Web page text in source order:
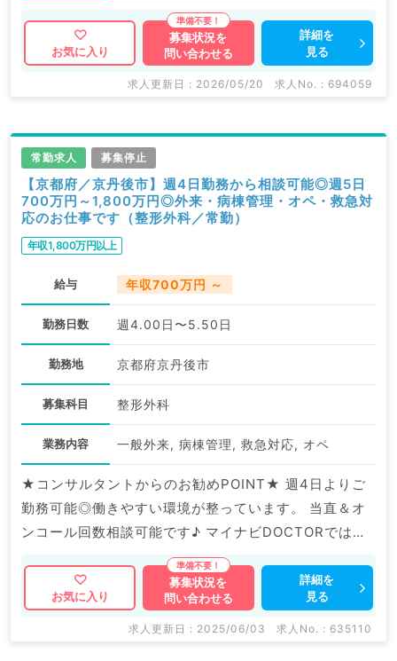
お気に入り
募集状況を
問い合わせる
詳細を
見る
求人更新日 : 2026/05/20 求人No. : 694059
常勤求人 募集停止
【京都府／京丹後市】週4日勤務から相談可能◎週5日
700万円～1,800万円◎外来・病棟管理・オペ・救急対
応のお仕事です（整形外科／常勤）
年収1,800万円以上
給与 年収700万円 ～
勤務日数 週4.00日〜5.50日
勤務地 京都府京丹後市
募集科目 整形外科
業務内容 一般外来, 病棟管理, 救急対応, オペ
★コンサルタントからのお勧めPOINT★ 週4日よりご
勤務可能◎働きやすい環境が整っています。 当直＆オ
ンコール回数相談可能です♪ マイナビDOCTORでは病
院やクリニックなどの医療機関求人はもちろんのこと、
掲載情報以外にも産業医等の企業系求人も多数扱ってい
ます。 求人内容の詳細等はお気軽にお問合せ下さい。
お気に入り
募集状況を
問い合わせる
詳細を
見る
求人更新日 : 2025/06/03 求人No. : 635110